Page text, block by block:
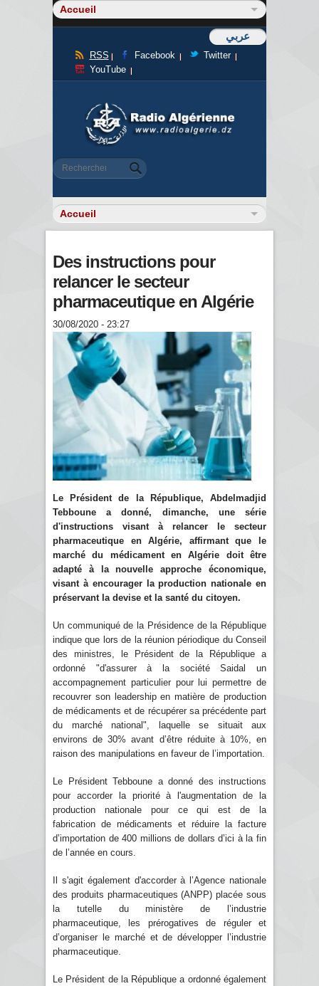
عربي
RSS Facebook
Twitter
YouTube
Formulaire de recherche
Rechercher
Des instructions pour
relancer le secteur
pharmaceutique en Algérie
30/08/2020 - 23:27
Le Président de la République, Abdelmadjid
Tebboune a donné, dimanche, une série
d'instructions visant à relancer le secteur
pharmaceutique en Algérie, affirmant que le
marché du médicament en Algérie doit être
adapté à la nouvelle approche économique,
visant à encourager la production nationale en
préservant la devise et la santé du citoyen.
Un communiqué de la Présidence de la République
indique que lors de la réunion périodique du Conseil
des ministres, le Président de la République a
ordonné "d'assurer à la société Saidal un
accompagnement particulier pour lui permettre de
recouvrer son leadership en matière de production
de médicaments et de récupérer sa précédente part
du marché national", laquelle se situait aux
environs de 30% avant d’être réduite à 10%, en
raison des manipulations en faveur de l’importation.
Le Président Tebboune a donné des instructions
pour accorder la priorité à l'augmentation de la
production nationale pour ce qui est de la
fabrication de médicaments et réduire la facture
d’importation de 400 millions de dollars d’ici à la fin
de l’année en cours.
Il s'agit également d'accorder à l’Agence nationale
des produits pharmaceutiques (ANPP) placée sous
la tutelle du ministère de l’industrie
pharmaceutique, les prérogatives de réguler et
d’organiser le marché et de développer l’industrie
pharmaceutique.
Le Président de la République a ordonné également